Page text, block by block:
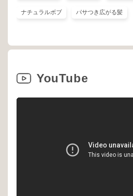
ナチュラルボブ パサつき広がる髪
YouTube